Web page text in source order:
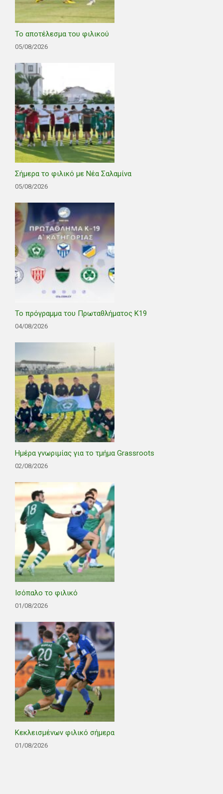
Το αποτέλεσμα του φιλικού
05/08/2026
Σήμερα το φιλικό με Νέα Σαλαμίνα
05/08/2026
Το πρόγραμμα του Πρωταθλήματος Κ19
04/08/2026
Ημέρα γνωριμίας για το τμήμα Grassroots
02/08/2026
Ισόπαλο το φιλικό
01/08/2026
Κεκλεισμένων φιλικό σήμερα
01/08/2026